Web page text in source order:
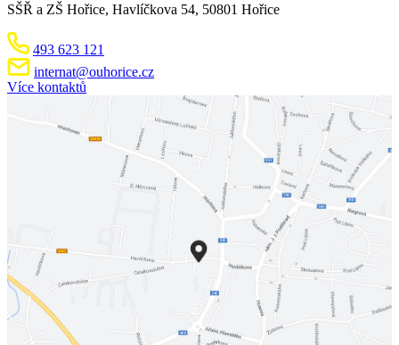
SŠŘ a ZŠ Hořice, Havlíčkova 54, 50801 Hořice
493 623 121
internat@ouhorice.cz
Více kontaktů